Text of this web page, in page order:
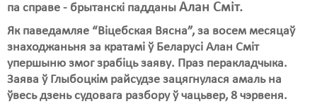
па справе - брытанскі падданы Алан Сміт.
Як паведамляе “Віцебская Вясна”, за восем месяцаў
знаходжаньня за кратамі ў Беларусі Алан Сміт
упершыню змог зрабіць заяву. Праз перакладчыка.
Заява ў Глыбоцкім райсудзе зацягнулася амаль на
ўвесь дзень судовага разбору ў чацьвер, 8 чэрвеня.
Мігранты
Мірныя сходы
Палітвязьні
Праваабаронцы